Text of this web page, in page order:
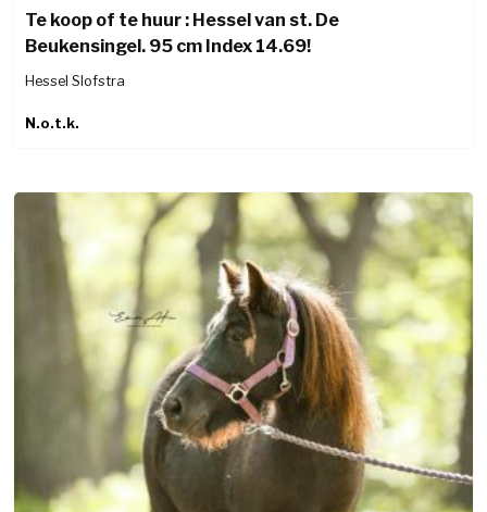
Te koop of te huur : Hessel van st. De
Beukensingel. 95 cm Index 14.69!
Hessel Slofstra
N.o.t.k.